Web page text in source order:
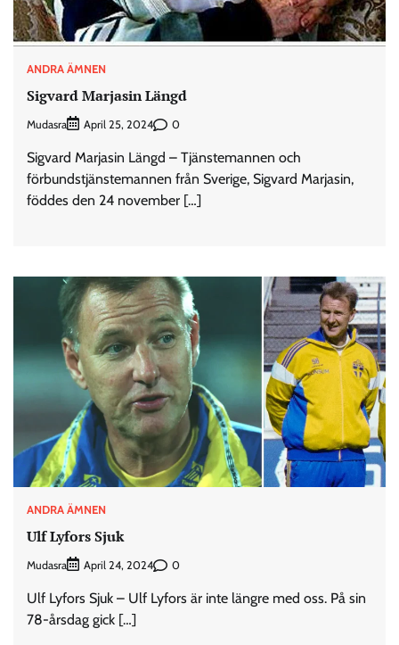
ANDRA ÄMNEN
Sigvard Marjasin Längd
Mudasra April 25, 2024 0
Sigvard Marjasin Längd – Tjänstemannen och
förbundstjänstemannen från Sverige, Sigvard Marjasin,
föddes den 24 november […]
ANDRA ÄMNEN
Ulf Lyfors Sjuk
Mudasra April 24, 2024 0
Ulf Lyfors Sjuk – Ulf Lyfors är inte längre med oss. På sin
78-årsdag gick […]